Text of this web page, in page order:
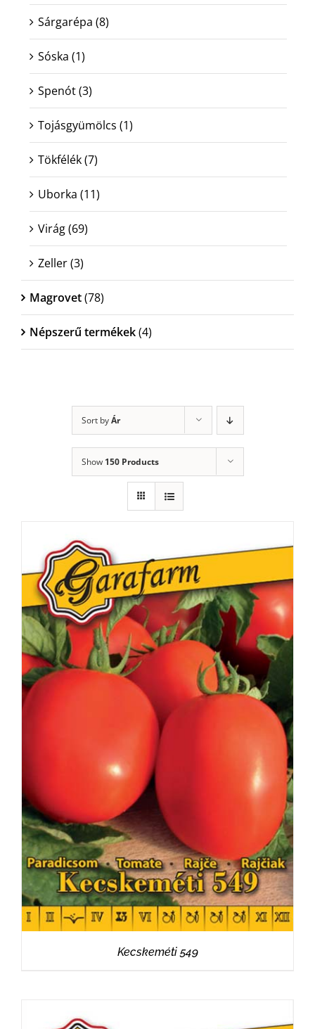
Sort byÁr
Show 150 Products
RÉSZLETEK
Kecskeméti 549
Sárgarépa (8)
Sóska (1)
Spenót(3)
Tojásgyümölcs (1)
Tökfélék(7)
Uborka (11)
Virág(69)
Zeller(3)
Magrovet(78)
Népszerű termékek(4)